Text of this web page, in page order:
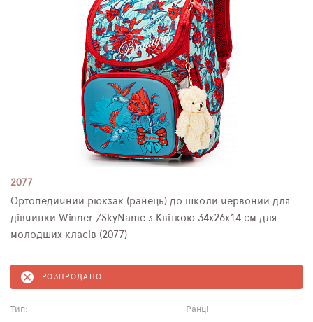
2077
Ортопедичний рюкзак (ранець) до школи червоний для
дівчинки Winner /SkyName з Квіткою 34х26х14 см для
молодших класів (2077)
РОЗПРОДАНО
Тип:
Ранці